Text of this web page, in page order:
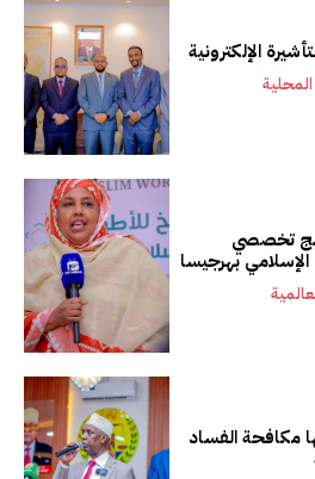
الإلكترونية
المحلية
تخصصي
الإسلامي بهرجيسا
مكافحة الفساد